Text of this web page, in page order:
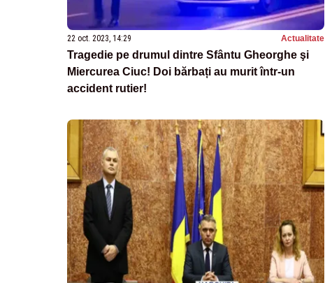
22 oct. 2023, 14:29 Actualitate
Tragedie pe drumul dintre Sfântu Gheorghe şi
Miercurea Ciuc! Doi bărbați au murit într-un
accident rutier!